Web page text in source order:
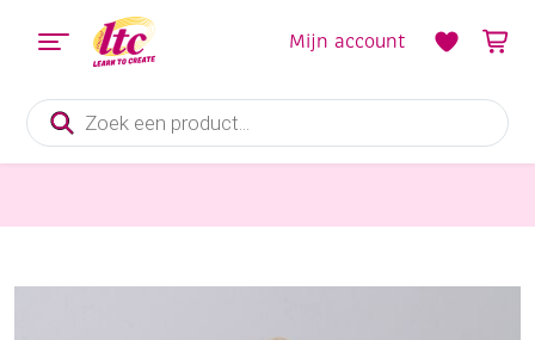
Producten
zoeken
Mijn account